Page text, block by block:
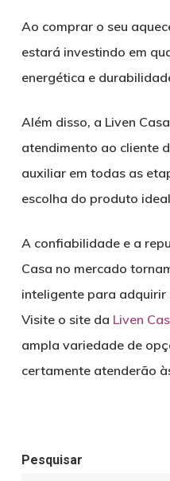
Ao comprar o seu
estará investindo em
energética e
Além disso, a Liven
atendimento ao cliente
auxiliar em todas as
escolha do produto
A confiabilidade e a
Casa no mercado
inteligente para adquirir
Visite o site da Liven
ampla variedade de
certamente atenderão
Pesquisar